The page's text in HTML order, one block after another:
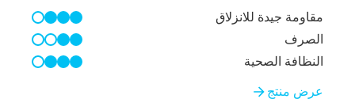
مقاومة جيدة للانزلاق
3/4
الصرف
2/4
النظافة الصحية
3/4
عرض منتج